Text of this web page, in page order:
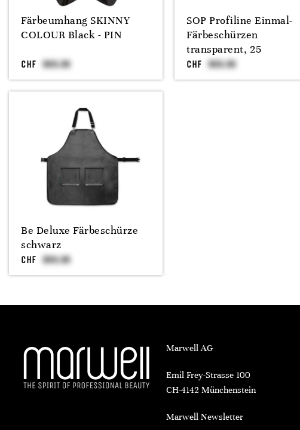
Färbeumhang SKINNY
COLOUR Black - PIN
CHF
SOP Profiline Einmal-
Färbeschürzen
transparent, 25
CHF
Be Deluxe Färbeschürze
schwarz
CHF
Marwell AG
Emil Frey-Strasse 100
CH-4142 Münchenstein
Marwell Newsletter